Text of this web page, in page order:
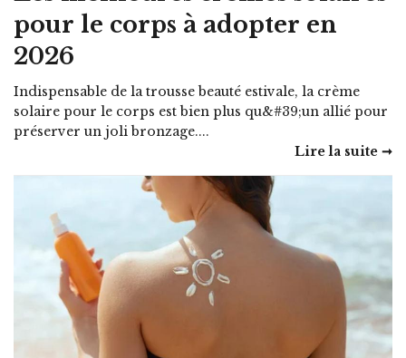
pour le corps à adopter en
2026
Indispensable de la trousse beauté estivale, la crème
solaire pour le corps est bien plus qu&#39;un allié pour
préserver un joli bronzage....
Lire la suite ➞